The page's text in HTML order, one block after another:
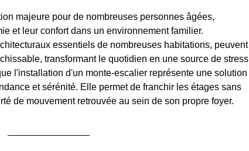
majeure pour de nombreuses personnes âgées,
et leur confort dans un environnement familier.
essentiels de nombreuses habitations, peuvent
transformant le quotidien en une source de stress
l'installation d'un monte-escalier représente une solution
et sérénité. Elle permet de franchir les étages sans
de mouvement retrouvée au sein de son propre foyer.